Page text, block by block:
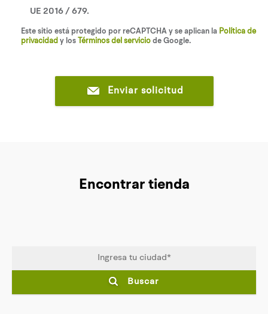
UE 2016 / 679.
Este sitio está protegido por reCAPTCHA y se aplican la Política de
privacidad y los Términos del servicio de Google.
Enviar solicitud
Encontrar tienda
Buscar